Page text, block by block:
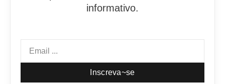
informativo.
Inscreva~se